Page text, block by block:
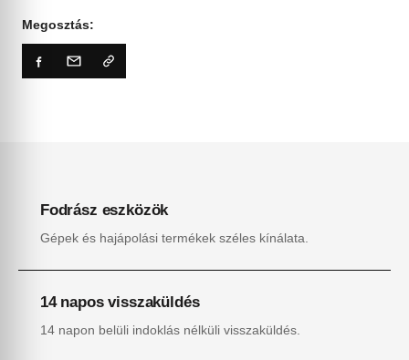
Megosztás:
Fodrász eszközök
Gépek és hajápolási termékek széles kínálata.
14 napos visszaküldés
14 napon belüli indoklás nélküli visszaküldés.